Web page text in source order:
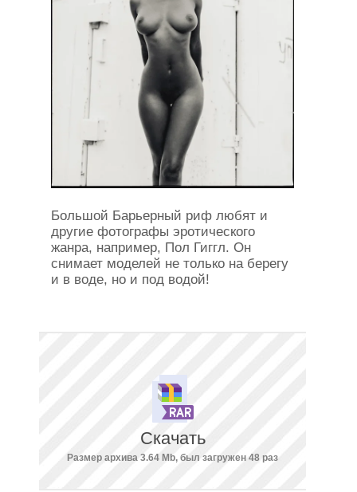
Большой Барьерный риф любят и
другие фотографы эротического
жанра, например, Пол Гиггл. Он
снимает моделей не только на берегу
и в воде, но и под водой!
Скачать
Размер архива 3.64 Mb, был загружен 48 раз